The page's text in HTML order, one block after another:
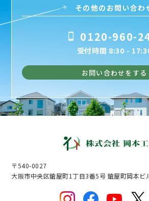
その他のお問い合わ
0120-960-
受付時間 8:30 -
お問い合わせをする
〒540-0027
大阪市中央区鎗屋町1丁目3番5号 鎗屋町岡本ビ